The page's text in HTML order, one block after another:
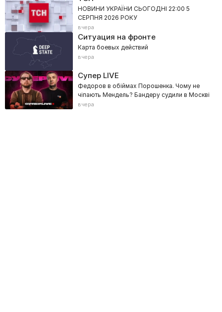
НОВИНИ УКРАЇНИ СЬОГОДНІ 22:00 5
СЕРПНЯ 2026 РОКУ
вчера
Ситуация на фронте
Карта боевых действий
вчера
Супер LIVE
Федоров в обіймах Порошенка. Чому не
чіпають Мендель? Бандеру судили в Москві
вчера